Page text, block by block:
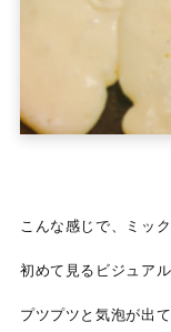
こんな感じで、ミッ
初めて見るビジュアル
プツプツと気泡が出